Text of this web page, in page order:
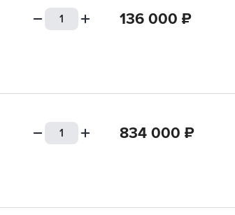
136 000 ₽
834 000 ₽